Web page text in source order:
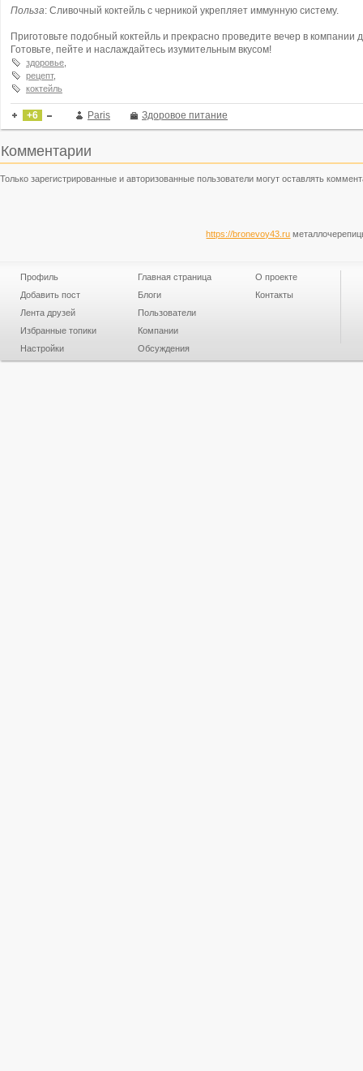
Польза: Сливочный коктейль с черникой укрепляет иммунную систему.
Приготовьте подобный коктейль и прекрасно проведите вечер в компании
Готовьте, пейте и наслаждайтесь изумительным вкусом!
здоровье
рецепт,
коктейль
+6 Paris Здоровое питание
Комментарии
Только зарегистрированные и авторизованные пользователи могут оставлять
https://bronevoy43.ru
Профиль
Добавить пост
Лента друзей
Избранные топики
Настройки
Главная страница
Блоги
Пользователи
Компании
Обсуждения
О проекте
Контакты